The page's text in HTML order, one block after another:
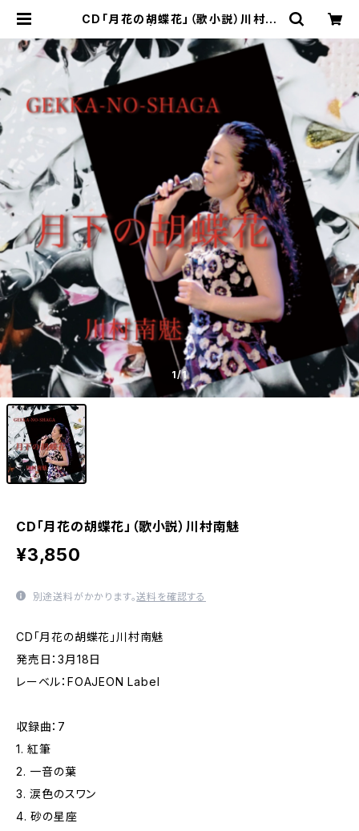
CD「月花の胡蝶花」（歌小説）川村南
1/1
CD「月花の胡蝶花」（歌小説）川村南魅
¥3,850
別途送料がかかります。送料を確認する
CD「月花の胡蝶花」川村南魅
発売日：3月18日
レーベル：FOAJEON Label
収録曲：7
1. 紅筆
2. 一音の葉
3. 涙色のスワン
4. 砂の星座